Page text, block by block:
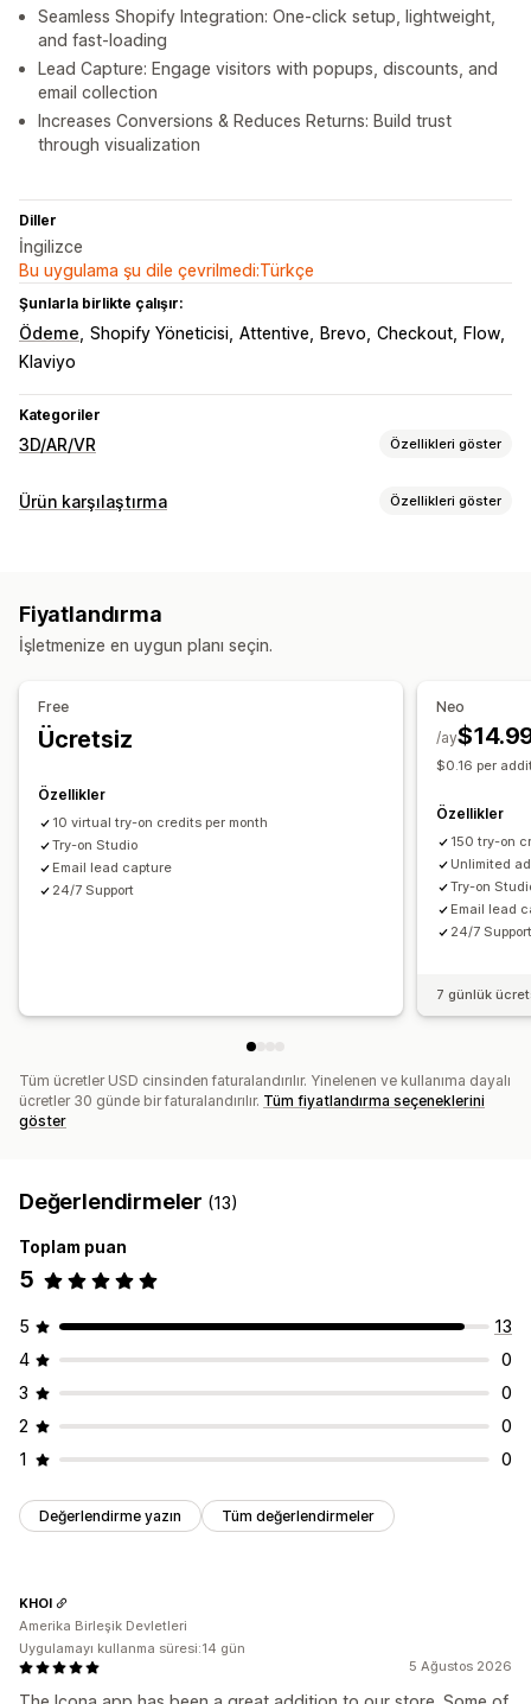
Seamless Shopify Integration: One-click setup, lightweight,
and fast-loading
Lead Capture: Engage visitors with popups, discounts, and
email collection
Increases Conversions & Reduces Returns: Build trust
through visualization
Diller
İngilizce
Bu uygulama şu dile çevrilmedi:Türkçe
Şunlarla birlikte çalışır:
Ödeme Shopify Yöneticisi Attentive Brevo Checkout
Flow
Klaviyo
Kategoriler
3D/AR/VR Özellikleri göster
Görselleştirme
Model oluşturma
Dosya yükleme
Özel marka öğeleri
Ürün karşılaştırma Özellikleri göster
Yapay zeka önerileri
Fiyatlandırma
İşletmenize en uygun planı seçin.
Free
Ücretsiz
Özellikler
10 virtual try-on credits per month
Try-on Studio
Email lead capture
24/7 Support
Neo
/ay
$0.16 per
Özellikler
150 try-on
Unlimited
Try-on
Email lead
24/7
7 günlük
Tüm ücretler USD cinsinden faturalandırılır. Yinelenen ve kullanıma dayalı
ücretler 30 günde bir faturalandırılır. Tüm fiyatlandırma seçeneklerini
göster
Değerlendirmeler (13)
Toplam puan
5
5
13
4
0
3
0
2
0
1
0
Değerlendirme yazın Tüm değerlendirmeler
5 Ağustos 2026
KHOI
Amerika Birleşik Devletleri
Uygulamayı kullanma süresi:14 gün